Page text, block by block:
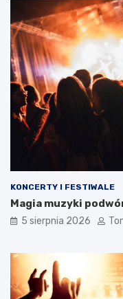
KONCERTY I FESTIWALE
Magia muzyki
5 sierpnia 2026